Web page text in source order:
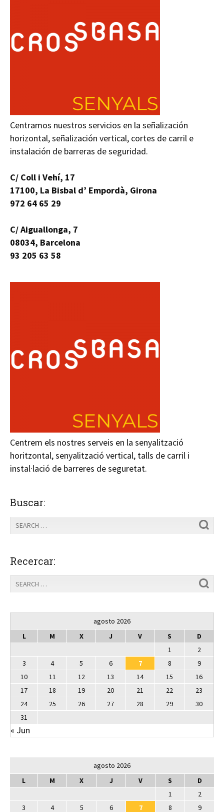
Centramos nuestros servicios en la señalización
horizontal, señalización vertical, cortes de carril e
instalación de barreras de seguridad.
C/ Coll i Vehí, 17
17100, La Bisbal d’ Empordà, Girona
972 64 65 29
C/ Aiguallonga, 7
08034, Barcelona
93 205 63 58
Centrem els nostres serveis en la senyalització
horitzontal, senyalització vertical, talls de carril i
instal·lació de barreres de seguretat.
Buscar:
Recercar:
agosto 2026
L
M X J V S
D
1
2
3
4 5 6 7 8
9
10
11 12 13 14 15
16
17
18 19 20 21 22
23
24
25 26 27 28 29
30
31
« Jun
agosto 2026
L
M X J V S
D
1
2
3
4 5 6 7 8 9